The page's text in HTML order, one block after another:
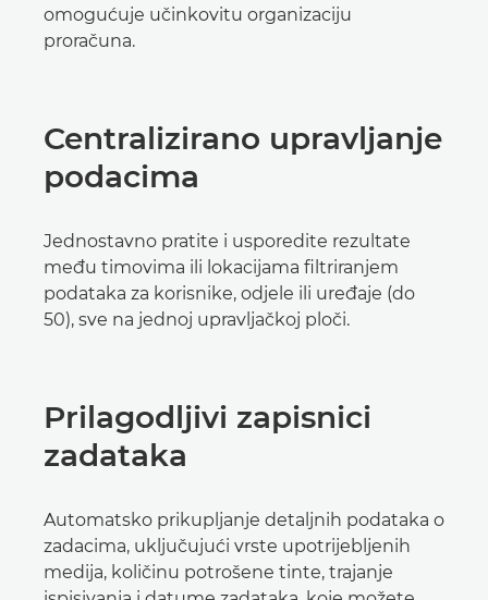
omogućuje učinkovitu organizaciju
proračuna.
Centralizirano upravljanje
podacima
Jednostavno pratite i usporedite rezultate
među timovima ili lokacijama filtriranjem
podataka za korisnike, odjele ili uređaje (do
50), sve na jednoj upravljačkoj ploči.
Prilagodljivi zapisnici
zadataka
Automatsko prikupljanje detaljnih podataka o
zadacima, uključujući vrste upotrijebljenih
medija, količinu potrošene tinte, trajanje